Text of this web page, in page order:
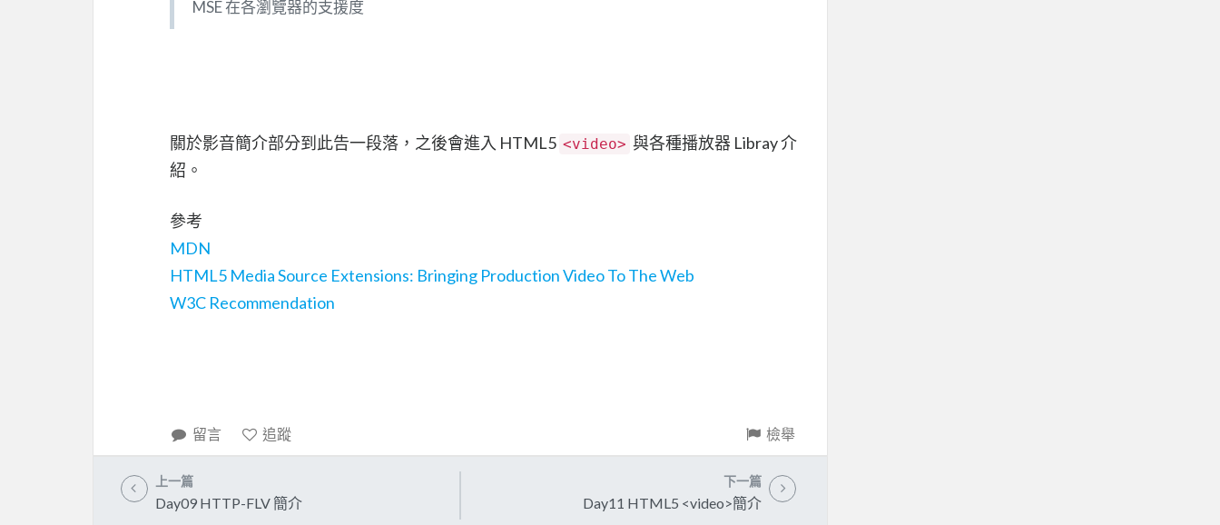
MSE 在各瀏覽器的支援度
關於影音簡介部分到此告一段落，之後會進入 HTML5 <video> 與各種播放器 Libray 介
紹。
參考
MDN
HTML5 Media Source Extensions: Bringing Production Video To The Web
W3C Recommendation
留言 追蹤 檢舉
上一篇
Day09 HTTP-FLV 簡介
下一篇
Day11 HTML5 <video>簡介